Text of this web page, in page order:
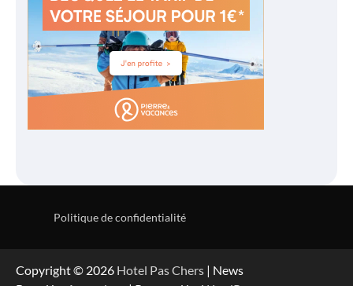
Politique de confidentialité
Copyright © 2026 Hotel Pas Chers | News